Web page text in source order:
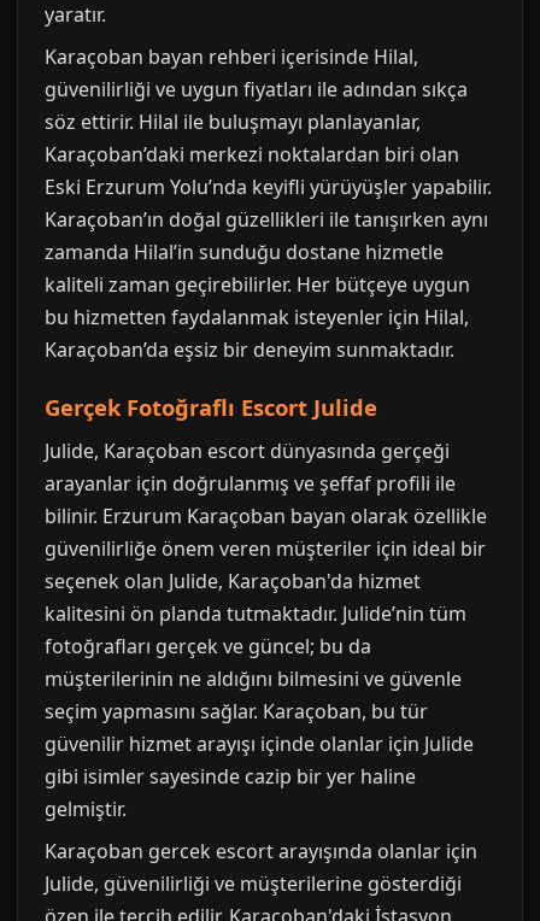
yaratır.
Karaçoban bayan rehberi içerisinde Hilal,
güvenilirliği ve uygun fiyatları ile adından sıkça
söz ettirir. Hilal ile buluşmayı planlayanlar,
Karaçoban’daki merkezi noktalardan biri olan
Eski Erzurum Yolu’nda keyifli yürüyüşler yapabilir.
Karaçoban’ın doğal güzellikleri ile tanışırken aynı
zamanda Hilal’in sunduğu dostane hizmetle
kaliteli zaman geçirebilirler. Her bütçeye uygun
bu hizmetten faydalanmak isteyenler için Hilal,
Karaçoban’da eşsiz bir deneyim sunmaktadır.
Gerçek Fotoğraflı Escort Julide
Julide, Karaçoban escort dünyasında gerçeği
arayanlar için doğrulanmış ve şeffaf profili ile
bilinir. Erzurum Karaçoban bayan olarak özellikle
güvenilirliğe önem veren müşteriler için ideal bir
seçenek olan Julide, Karaçoban'da hizmet
kalitesini ön planda tutmaktadır. Julide’nin tüm
fotoğrafları gerçek ve güncel; bu da
müşterilerinin ne aldığını bilmesini ve güvenle
seçim yapmasını sağlar. Karaçoban, bu tür
güvenilir hizmet arayışı içinde olanlar için Julide
gibi isimler sayesinde cazip bir yer haline
gelmiştir.
Karaçoban gercek escort arayışında olanlar için
Julide, güvenilirliği ve müşterilerine gösterdiği